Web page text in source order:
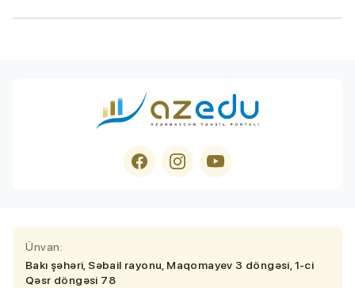
Ünvan:
Bakı şəhəri, Səbail rayonu, Maqomayev 3 döngəsi, 1-ci
Qəsr döngəsi 78